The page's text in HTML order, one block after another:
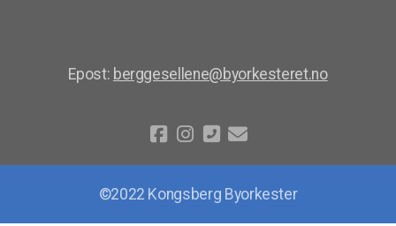
Epost: berggesellene@byorkesteret.no
©2022 Kongsberg Byorkester